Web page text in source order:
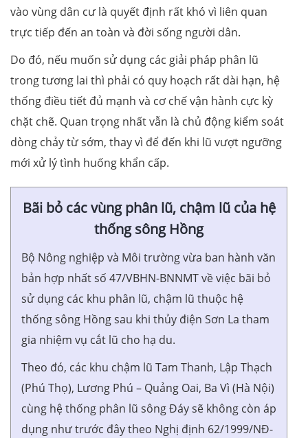
vào vùng dân cư là quyết định rất khó vì liên quan
trực tiếp đến an toàn và đời sống người dân.
Do đó, nếu muốn sử dụng các giải pháp phân lũ
trong tương lai thì phải có quy hoạch rất dài hạn, hệ
thống điều tiết đủ mạnh và cơ chế vận hành cực kỳ
chặt chẽ. Quan trọng nhất vẫn là chủ động kiểm soát
dòng chảy từ sớm, thay vì để đến khi lũ vượt ngưỡng
mới xử lý tình huống khẩn cấp.
Bãi bỏ các vùng phân lũ, chậm lũ của hệ
thống sông Hồng
Bộ Nông nghiệp và Môi trường vừa ban hành văn
bản hợp nhất số 47/VBHN-BNNMT về việc bãi bỏ
sử dụng các khu phân lũ, chậm lũ thuộc hệ
thống sông Hồng sau khi thủy điện Sơn La tham
gia nhiệm vụ cắt lũ cho hạ du.
Theo đó, các khu chậm lũ Tam Thanh, Lập Thạch
(Phú Thọ), Lương Phú – Quảng Oai, Ba Vì (Hà Nội)
cùng hệ thống phân lũ sông Đáy sẽ không còn áp
dụng như trước đây theo Nghị định 62/1999/NĐ-